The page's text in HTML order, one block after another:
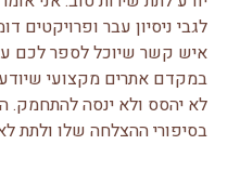
לגבי ניסיון עבר
איש קשר שיוכל לספר לכם
במקדם אתרים מקצועי
לא יהסס ולא ינסה
בסיפורי ההצלחה שלו ולתת